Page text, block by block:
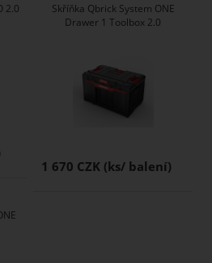
2.0
Skříňka Qbrick System ONE
Drawer 1 Toolbox 2.0
1 670 CZK